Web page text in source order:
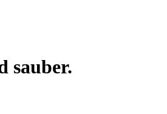
sauber.